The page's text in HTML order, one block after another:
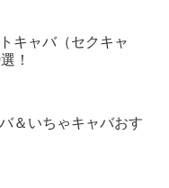
キャバ（セクキャ
！
＆いちゃキャバおす